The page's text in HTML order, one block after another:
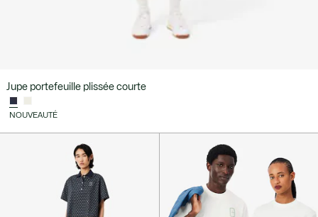
Jupe portefeuille plissée courte
NOUVEAUTÉ